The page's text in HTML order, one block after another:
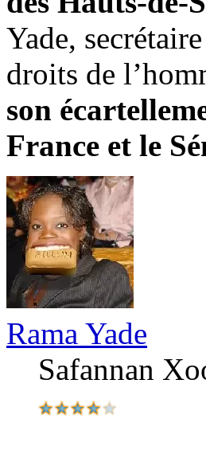
Yade,
droits de
son
France et le
Rama Yade
Safannan